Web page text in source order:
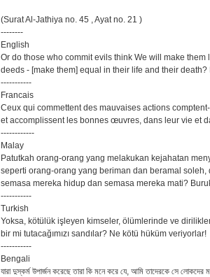
(Surat Al-Jathiya no. 45 , Ayat no. 21 )
--------
English
Or do those who commit evils think We will make
deeds - [make them] equal in their life and their
-----------
Francais
Ceux qui commettent des mauvaises actions
et accomplissent les bonnes œuvres, dans leur vie et
------------
Malay
Patutkah orang-orang yang melakukan kejahatan
seperti orang-orang yang beriman dan beramal
semasa mereka hidup dan semasa mereka mati?
-----------
Turkish
Yoksa, kötülük işleyen kimseler, ölümlerinde ve
bir mi tutacağımızı sandılar? Ne kötü hüküm veriyorlar!
-----------
Bengali
যারা দুস্কর্ম উপার্জন করেছে তারা কি মনে করে যে, আমি তাদেরকে সে